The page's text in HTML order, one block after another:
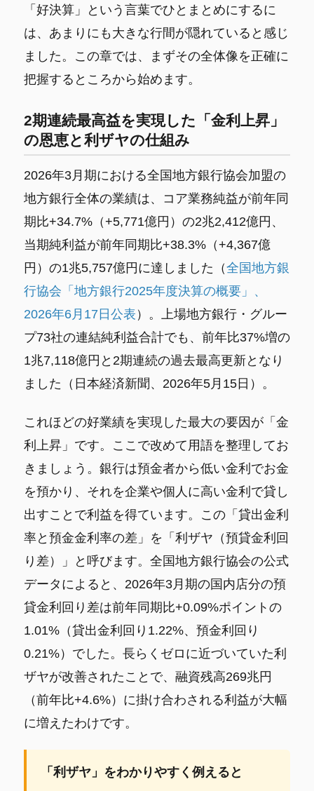
「好決算」という言葉でひとまとめにするに
は、あまりにも大きな行間が隠れていると感じ
ました。この章では、まずその全体像を正確に
把握するところから始めます。
2期連続最高益を実現した「金利上昇」
の恩恵と利ザヤの仕組み
2026年3月期における全国地方銀行協会加盟の
地方銀行全体の業績は、コア業務純益が前年同
期比+34.7%（+5,771億円）の2兆2,412億円、
当期純利益が前年同期比+38.3%（+4,367億
円）の1兆5,757億円に達しました（全国地方銀
行協会「地方銀行2025年度決算の概要」、
2026年6月17日公表 ）。上場地方銀行・グルー
プ73社の連結純利益合計でも、前年比37%増の
1兆7,118億円と2期連続の過去最高更新となり
ました（日本経済新聞、2026年5月15日）。
これほどの好業績を実現した最大の要因が「金
利上昇」です。ここで改めて用語を整理してお
きましょう。銀行は預金者から低い金利でお金
を預かり、それを企業や個人に高い金利で貸し
出すことで利益を得ています。この「貸出金利
率と預金金利率の差」を「利ザヤ（預貸金利回
り差）」と呼びます。全国地方銀行協会の公式
データによると、2026年3月期の国内店分の預
貸金利回り差は前年同期比+0.09%ポイントの
1.01%（貸出金利回り1.22%、預金利回り
0.21%）でした。長らくゼロに近づいていた利
ザヤが改善されたことで、融資残高269兆円
（前年比+4.6%）に掛け合わされる利益が大幅
に増えたわけです。
「利ザヤ」をわかりやすく例えると